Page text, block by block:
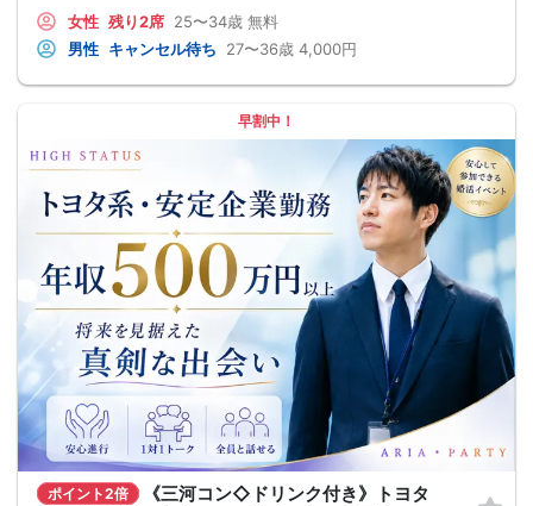
女性 残り2席 25〜34歳 無料
男性 キャンセル待ち 27〜36歳 4,000円
早割中！
ポイント2倍
《三河コン◇ドリンク付き》トヨタ